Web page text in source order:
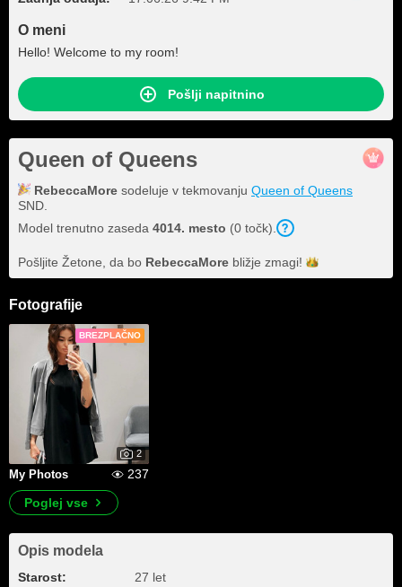
O meni
Hello! Welcome to my room!
Pošlji napitnino
Queen of Queens
RebeccaMore sodeluje v tekmovanju Queen of Queens
SND.
Model trenutno zaseda 4014. mesto (0 točk).
Pošljite Žetone, da bo RebeccaMore bližje zmagi!
Fotografije
BREZPLAČNO
2
My Photos
237
Poglej vse
Opis modela
Starost: 27 let